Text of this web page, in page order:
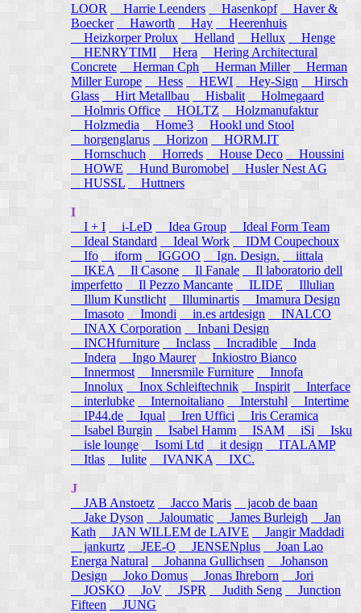
LOOR
Harrie Leenders Hasenkopf
Haver &
Boecker
Haworth Hay
Heerenhuis
Heizkorper Prolux
Helland Hellux
Henge
HENRYTIMI
Hera
Hering Architectural
Concrete
Herman Cph Herman Miller
Herman
Miller Europe
Hess HEWI Hey-Sign
Hirsch
Glass
Hirt Metallbau Hisbalit
Holmegaard
Holmris Office
HOLTZ
Holzmanufaktur
Holzmedia
Home3
Hookl und Stool
horgenglarus
Horizon
HORM.IT
Hornschuch
Horreds House Deco
Houssini
HOWE
Hund Buromobel
Husler Nest AG
HUSSL
Huttners
I
I + I
i-LeD Idea Group
Ideal Form Team
Ideal Standard
Ideal Work
IDM Coupechoux
Ifo
iform IGGOO Ign. Design.
iittala
IKEA
Il Casone Il Fanale
Il laboratorio dell
imperfetto
Il Pezzo Mancante ILIDE
Illulian
Illum Kunstlicht
Illuminartis
Imamura Design
Imasoto
Imondi in.es artdesign
INALCO
INAX Corporation
Inbani Design
INCHfurniture
Inclass Incradible
Inda
Indera
Ingo Maurer
Inkiostro Bianco
Innermost
Innersmile Furniture
Innofa
Innolux
Inox Schleiftechnik Inspirit
Interface
interlubke
Internoitaliano Interstuhl
Intertime
IP44.de
Iqual Iren Uffici
Iris Ceramica
Isabel Burgin
Isabel Hamm ISAM iSi Isku
isle lounge
Isomi Ltd it design
ITALAMP
Itlas
Iulite IVANKA IXC.
J
JAB Anstoetz
Jacco Maris
jacob de baan
Jake Dyson
Jaloumatic James Burleigh
Jan
Kath
JAN WILLEM de LAIVE
Jangir Maddadi
jankurtz JEE-O JENSENplus
Joan Lao
Energa Natural
Johanna Gullichsen
Johanson
Design
Joko Domus Jonas Ihreborn
Jori
JOSKO
JoV JSPR Judith Seng
Junction
Fifteen
JUNG